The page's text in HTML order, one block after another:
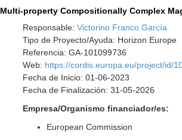
Multi-property Compositionally Complex
Responsable:Victorino Franco García
Tipo de Proyecto/Ayuda: Horizon Europe
Referencia: GA-101099736
Web: https://cordis.europa.eu/project/id/
Fecha de Inicio: 01-06-2023
Fecha de Finalización: 31-05-2026
Empresa/Organismo financiador/es:
European Commission